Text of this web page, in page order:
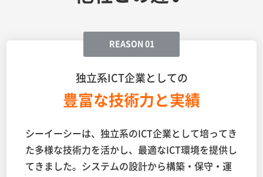
REASON 01
独立系ICT企業としての
豊富な技術力と実績
シーイーシーは、独立系のICT企業として培ってき
た多様な技術力を活かし、最適なICT環境を提供し
てきました。システムの設計から構築・保守・運